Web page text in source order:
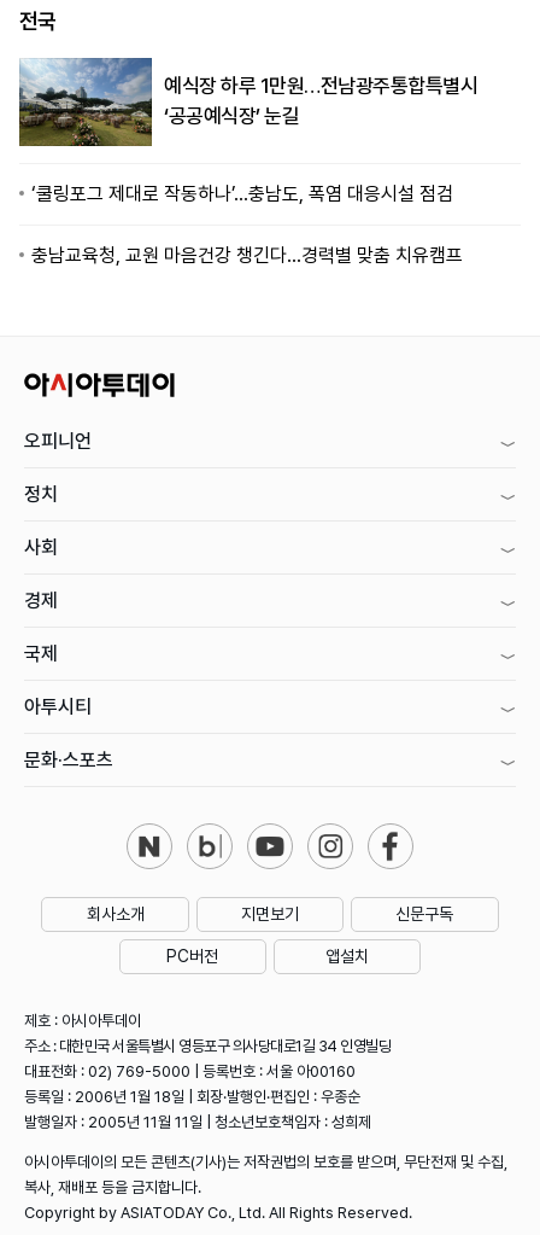
전국
예식장 하루 1만원…전남광주통합특별시
‘공공예식장’ 눈길
‘쿨링포그 제대로 작동하나’…충남도, 폭염 대응시설 점검
충남교육청, 교원 마음건강 챙긴다…경력별 맞춤 치유캠프
오피니언
정치
사회
경제
국제
아투시티
문화·스포츠
회사소개 지면보기 신문구독
PC버전 앱설치
제호 : 아시아투데이
주소 : 대한민국 서울특별시 영등포구 의사당대로1길 34 인영빌딩
대표전화 : 02) 769-5000 | 등록번호 : 서울 아00160
등록일 : 2006년 1월 18일 | 회장·발행인·편집인 : 우종순
발행일자 : 2005년 11월 11일 | 청소년보호책임자 : 성희제
아시아투데이의 모든 콘텐츠(기사)는 저작권법의 보호를 받으며, 무단전재 및 수집,
복사, 재배포 등을 금지합니다.
Copyright by ASIATODAY Co., Ltd. All Rights Reserved.